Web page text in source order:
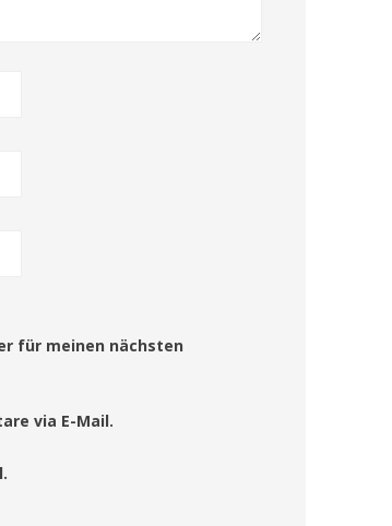
für meinen nächsten
via E-Mail.